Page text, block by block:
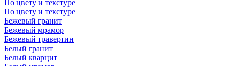
По цвету и текстуре
По цвету и текстуре
Бежевый гранит
Бежевый мрамор
Бежевый травертин
Белый гранит
Белый кварцит